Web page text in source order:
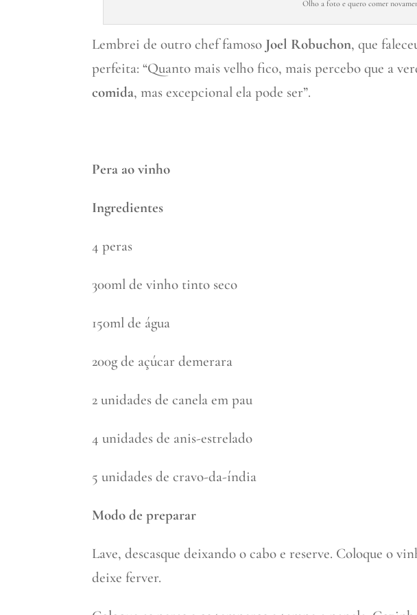
Olho a foto e quero comer
Lembrei de outro chef famoso Joel Robuchon, que
perfeita: “Quanto mais velho fico, mais percebo que a
comida, mas excepcional ela pode ser”.
Pera ao vinho
Ingredientes
4 peras
300ml de vinho tinto seco
150ml de água
200g de açúcar demerara
2 unidades de canela em pau
4 unidades de anis-estrelado
5 unidades de cravo-da-índia
Modo de preparar
Lave, descasque deixando o cabo e reserve. Coloque o
deixe ferver.